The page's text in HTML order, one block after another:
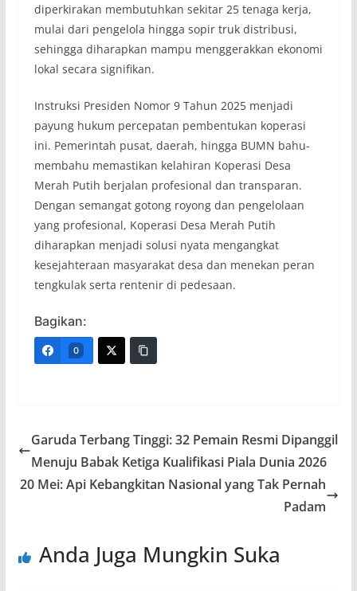
diperkirakan membutuhkan sekitar 25 tenaga kerja,
mulai dari pengelola hingga sopir truk distribusi,
sehingga diharapkan mampu menggerakkan ekonomi
lokal secara signifikan.
Instruksi Presiden Nomor 9 Tahun 2025 menjadi
payung hukum percepatan pembentukan koperasi
ini. Pemerintah pusat, daerah, hingga BUMN bahu-
membahu memastikan kelahiran Koperasi Desa
Merah Putih berjalan profesional dan transparan.
Dengan semangat gotong royong dan pengelolaan
yang profesional, Koperasi Desa Merah Putih
diharapkan menjadi solusi nyata mengangkat
kesejahteraan masyarakat desa dan menekan peran
tengkulak serta rentenir di pedesaan.
Bagikan:
0
Garuda Terbang Tinggi: 32 Pemain Resmi Dipanggil
Menuju Babak Ketiga Kualifikasi Piala Dunia 2026
20 Mei: Api Kebangkitan Nasional yang Tak Pernah
Padam
Anda Juga Mungkin Suka